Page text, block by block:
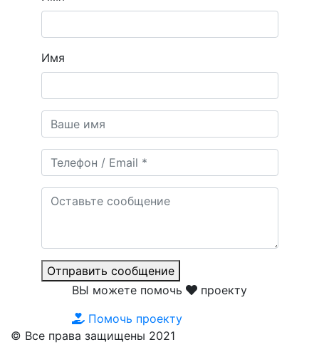
Имя
Отправить сообщение
ВЫ можете помочь
проекту
Помочь проекту
© Все права защищены 2021